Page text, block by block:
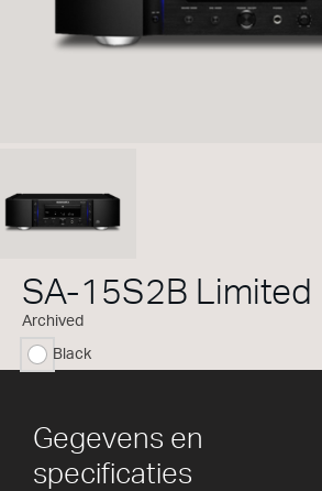
SA-15S2B Limited
Archived
geselecteerd
Black
Gegevens en
specificaties